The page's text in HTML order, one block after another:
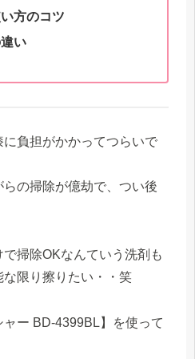
方のコツ
い
負担がかかってつらいで
の掃除が億劫で、つい後
掃除OKなんていう洗剤も
限り擦りたい・・笑
ー BD-4399BL】を使って